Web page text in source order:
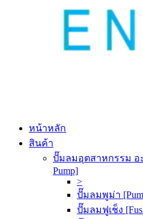
หน้าหลัก
สินค้า
ปั๊มลมอุตสาหกรรม อ
Pump]
>
ปั๊มลมพูม่า
ปั๊มลมฟูเช็ง